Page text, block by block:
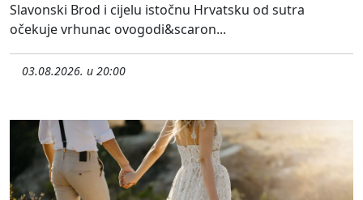
Slavonski Brod i cijelu istočnu Hrvatsku od sutra
očekuje vrhunac ovogodi&scaron...
03.08.2026. u 20:00